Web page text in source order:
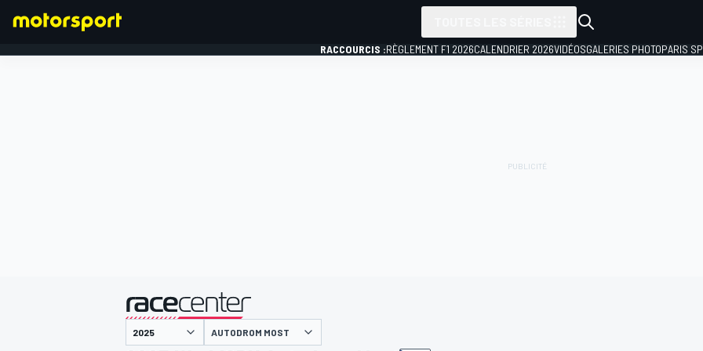
RACCOURCIS :RÈGLEMENT F1 2026CALENDRIER 2026VIDÉOSGALERIES PHOTOPARIS
présenté par
AUTODROM MOST